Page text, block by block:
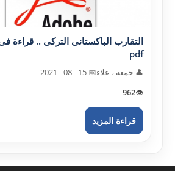
التقارب الباکستانى الترکى .. قراءة
pdf
👤 جمعة ، علاء📅 15 - 08 - 2021
👁️
962
قراءة المزيد